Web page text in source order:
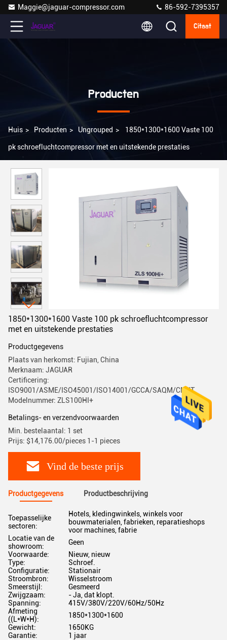
Maggie@jaguar-compressor.com 86-592-7395357
Citaat
Producten
Huis > Producten > Ungrouped > 1850*1300*1600 Vaste 100
pk schroefluchtcompressor met en uitstekende prestaties
1850*1300*1600 Vaste 100 pk schroefluchtcompressor
met en uitstekende prestaties
Productgegevens
Plaats van herkomst: Fujian, China
Merknaam: JAGUAR
Certificering:
ISO9001/ASME/ISO45001/ISO14001/GCCA/SAQM/CMIIT
Modelnummer: ZLS100HI+
Betalings- en verzendvoorwaarden
Min. bestelaantal: 1 set
Prijs: $14,176.00/pieces 1-1 pieces
Vind de beste prijs
Productgegevens Productbeschrijving
Toepasselijke
sectoren:
Hotels, kledingwinkels, winkels voor
bouwmaterialen, fabrieken, reparatieshops
voor machines, fabrie
Locatie van de
showroom:
Geen
Voorwaarde:
Nieuw, nieuw
Type:
Schroef.
Configuratie:
Stationair
Stroombron:
Wisselstroom
Smeerstijl:
Gesmeerd
Zwijgzaam:
- Ja, dat klopt.
Spanning:
415V/380V/220V/60Hz/50Hz
Afmeting
((L*W*H):
1850*1300*1600
Gewicht:
1650KG
Garantie:
1 jaar